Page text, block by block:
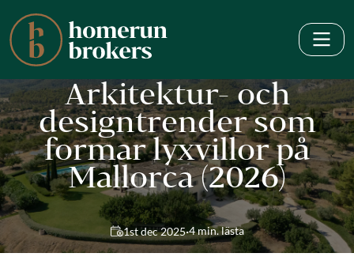
Arkitektur- och
designtrender som
formar lyxvillor på
Mallorca (2026)
1st dec 2025·4 min. lästa